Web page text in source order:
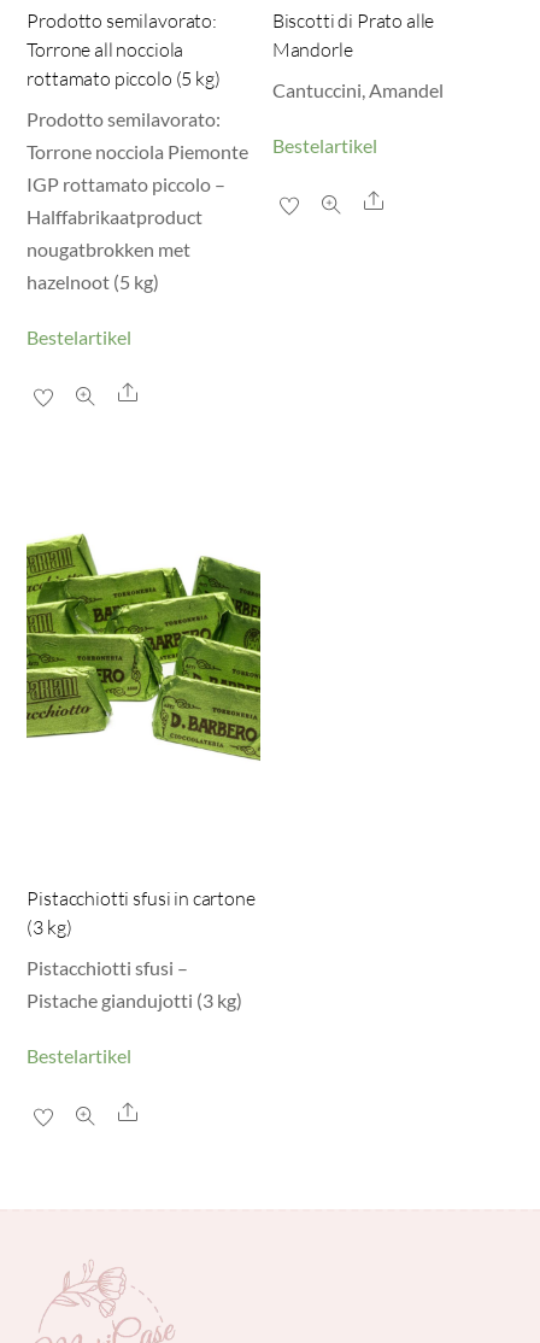
Prodotto semilavorato:
Torrone all nocciola
rottamato piccolo (5 kg)
Prodotto semilavorato:
Torrone nocciola Piemonte
IGP rottamato piccolo –
Halffabrikaatproduct
nougatbrokken met
hazelnoot (5 kg)
Bestelartikel
Share
Biscotti di Prato alle
Mandorle
Cantuccini, Amandel
Bestelartikel
Share
Pistacchiotti sfusi in cartone
(3 kg)
Pistacchiotti sfusi –
Pistache giandujotti (3 kg)
Bestelartikel
Share